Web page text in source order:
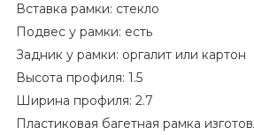
Вставка рамки: стекло
Подвес у рамки: есть
Задник у рамки: оргалит или картон
Высота профиля: 1.5
Ширина профиля: 2.7
Пластиковая багетная рамка